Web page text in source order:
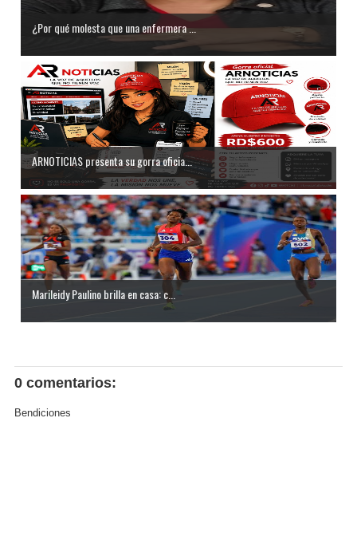
¿Por qué molesta que una enfermera ...
ARNOTICIAS presenta su gorra oficia...
Marileidy Paulino brilla en casa: c...
0 comentarios:
Bendiciones